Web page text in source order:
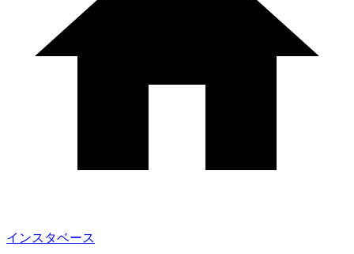
インスタベース